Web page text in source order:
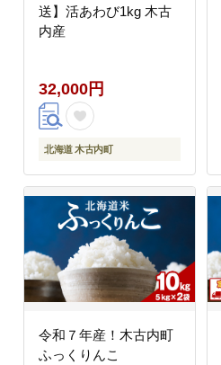
送】活あわび1kg 木古
内産
32,000円
北海道 木古内町
令和７年産！木古内町
ふっくりんこ